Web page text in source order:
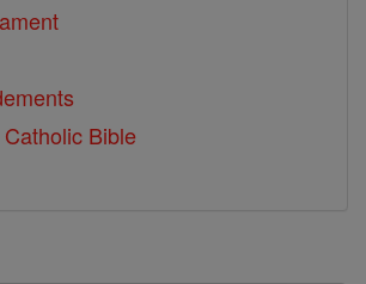
Bible